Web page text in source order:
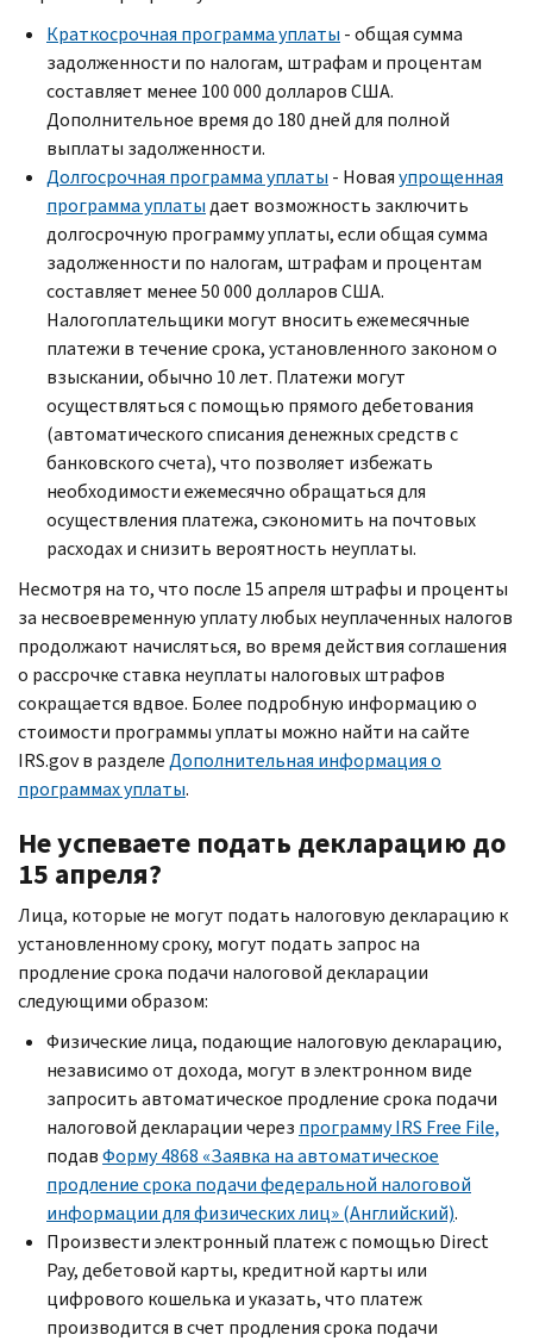
Краткосрочная программа уплаты - общая сумма
задолженности по налогам, штрафам и процентам
составляет менее 100 000 долларов США.
Дополнительное время до 180 дней для полной
выплаты задолженности.
Долгосрочная программа уплаты - Новаяупрощенная
программа уплатыдает возможность заключить
долгосрочную программу уплаты, если общая сумма
задолженности по налогам, штрафам и процентам
составляет менее 50 000 долларов США.
Налогоплательщики могут вносить ежемесячные
платежи в течение срока, установленного законом о
взыскании, обычно 10 лет. Платежи могут
осуществляться с помощью прямого дебетования
(автоматического списания денежных средств с
банковского счета), что позволяет избежать
необходимости ежемесячно обращаться для
осуществления платежа, сэкономить на почтовых
расходах и снизить вероятность неуплаты.
Несмотря на то, что после 15 апреля штрафы и проценты
за несвоевременную уплату любых неуплаченных налогов
продолжают начисляться, во время действия соглашения
о рассрочке ставка неуплаты налоговых штрафов
сокращается вдвое. Более подробную информацию о
стоимости программы уплаты можно найти на сайте
IRS.govв разделеДополнительная информация о
программах уплаты.
Не успеваете подать декларацию до
15 апреля?
Лица, которые не могут подать налоговую декларацию к
установленному сроку, могут подать запрос на
продление срока подачи налоговой декларации
следующими образом:
Физические лица, подающие налоговую декларацию,
независимо от дохода, могут в электронном виде
запросить автоматическое продление срока подачи
налоговой декларации через программуIRS Free File,
подавФорму 4868 «Заявка на автоматическое
продление срока подачи федеральной налоговой
информации для физических лиц» (Английский).
Произвести электронный платеж с помощью Direct
Pay,дебетовой карты, кредитной карты или
цифрового кошелька и указать, что платеж
производится в счет продления срока подачи